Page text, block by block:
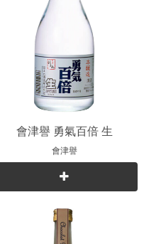
會津譽 勇氣百倍 生
會津譽